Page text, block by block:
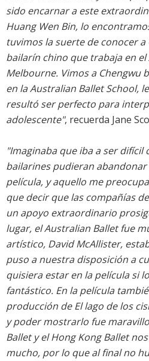
sido encarnar a este
Huang Wen Bin, lo
tuvimos la suerte de conocer a
bailarín chino que trabaja en
Melbourne. Vimos a Chengwu
en la Australian Ballet School,
resultó ser perfecto para
adolescente", recuerda Jane
"Imaginaba que iba a ser difícil
bailarines pudieran
película, y aquello me
que decir que las compañías
un apoyo extraordinario
lugar, el Australian Ballet fue
artístico, David McAllister,
puso a nuestra disposición a
quisiera estar en la película si
fantástico. En la película
producción de El lago de los
y poder mostrarlo fue
Ballet y el Hong Kong Ballet
mucho, por lo que al final no